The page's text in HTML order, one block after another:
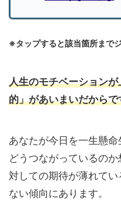
※タップすると該当箇所まで
人生のモチベーション
的」があいまいだからで
あなたが今日を一生懸
どうつながっているの
対しての期待が薄れて
ない傾向にあります。